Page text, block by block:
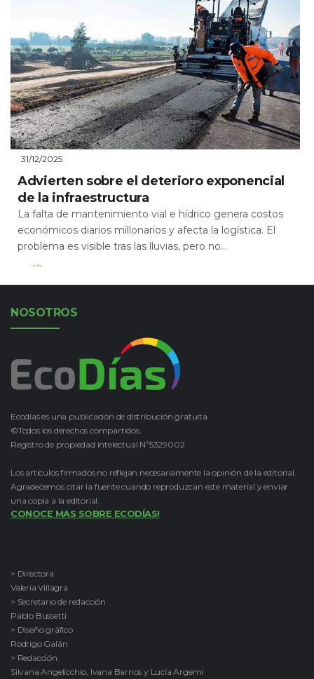
31/12/2025
Advierten sobre el deterioro exponencial
de la infraestructura
La falta de mantenimiento vial e hídrico genera costos
económicos diarios millonarios y afecta la logística. El
problema es visible tras las lluvias, pero no...
Leer Más
NOSOTROS
Ecodías es una publicación de distribución gratuita.
©Todos los derechos compartidos.
Registro de propiedad intelectual Nº5329002
Los artículos firmados no reflejan necesariamente la opinión de la editorial.
Agradecemos citar la fuente cuando reproduzcan este material y enviar
una copia a la editorial.
CONOCE MAS SOBRE ECODÍAS!
> Directora
Valeria Villagra
> Secretario de redacción
Pablo Bussetti
> Diseño gráfico
Rodrigo Galán
> Redacción
Silvana Angelicchio, Ivana Barrios y Lucía Argemi